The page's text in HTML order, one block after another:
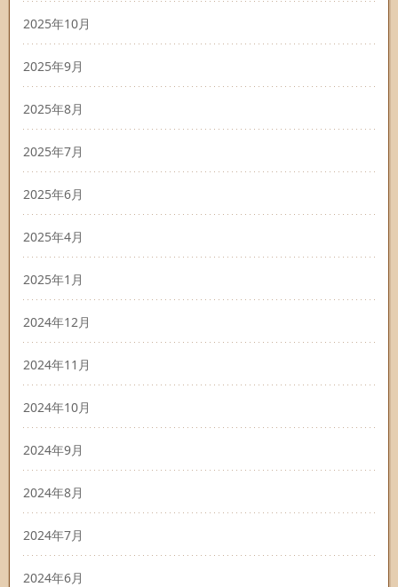
2025年10月
2025年9月
2025年8月
2025年7月
2025年6月
2025年4月
2025年1月
2024年12月
2024年11月
2024年10月
2024年9月
2024年8月
2024年7月
2024年6月